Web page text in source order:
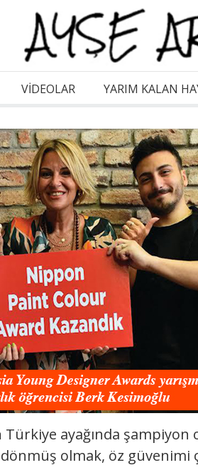
VİDEOLAR YARIM KALAN
ayağında şampiyon
olmak, öz güvenimi